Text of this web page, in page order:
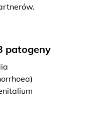
patogeny